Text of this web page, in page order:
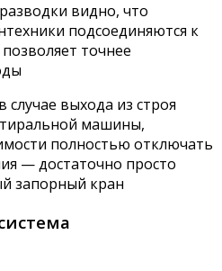
видно, что
подсоединяются к
точнее
выхода из строя
машины,
полностью отключать
— достаточно просто
запорный кран